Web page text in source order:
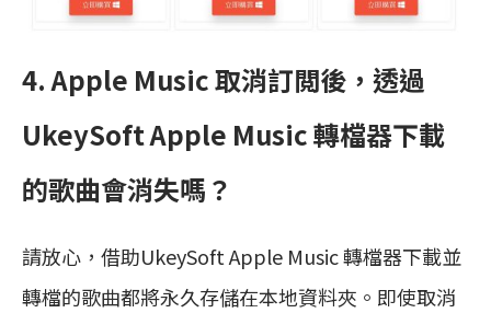
4. Apple Music 取消訂閲後，透過
UkeySoft Apple Music 轉檔器下載
的歌曲會消失嗎？
請放心，借助UkeySoft Apple Music 轉檔器下載並
轉檔的歌曲都將永久存儲在本地資料夾。即使取消